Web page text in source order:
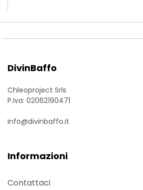
DivinBaffo
Chleoproject Srls
P.Iva: 02062190471
info@divinbaffo.it
Informazioni
Contattaci